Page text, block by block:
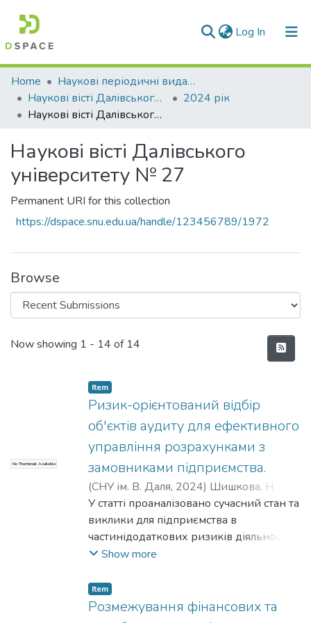
Log In (current)
Communities & Collections
All of DSpace
Home
Наукові періодичні видання СНУ ім. В. Даля
Наукові вісті Далівського університету
2024 рік
Наукові вісті Далівського університету № 27
Наукові вісті Далівського
університету № 27
Permanent URI for this collection
https://dspace.snu.edu.ua/handle/123456789/1972
Browse
Recent Submissions
Now showing 1 - 14 of 14
No Thumbnail Available
Item
Ризик-орієнтований відбір
об'єктів аудиту для ефективного
управління розрахунками з
замовниками підприємства.
(СНУ ім. В. Даля, 2024) Шишкова, Н. Л.
Шишкова, Д. С.
У статті проаналізовано сучасний стан та
виклики для підприємства в
частинідодаткових ризиків діяльності в
умовахвоєнної агресії.Наведено
показників підприємства та будівельної
галузі взагалі за останні роки.
Show more
Item
Розмежування фінансових та